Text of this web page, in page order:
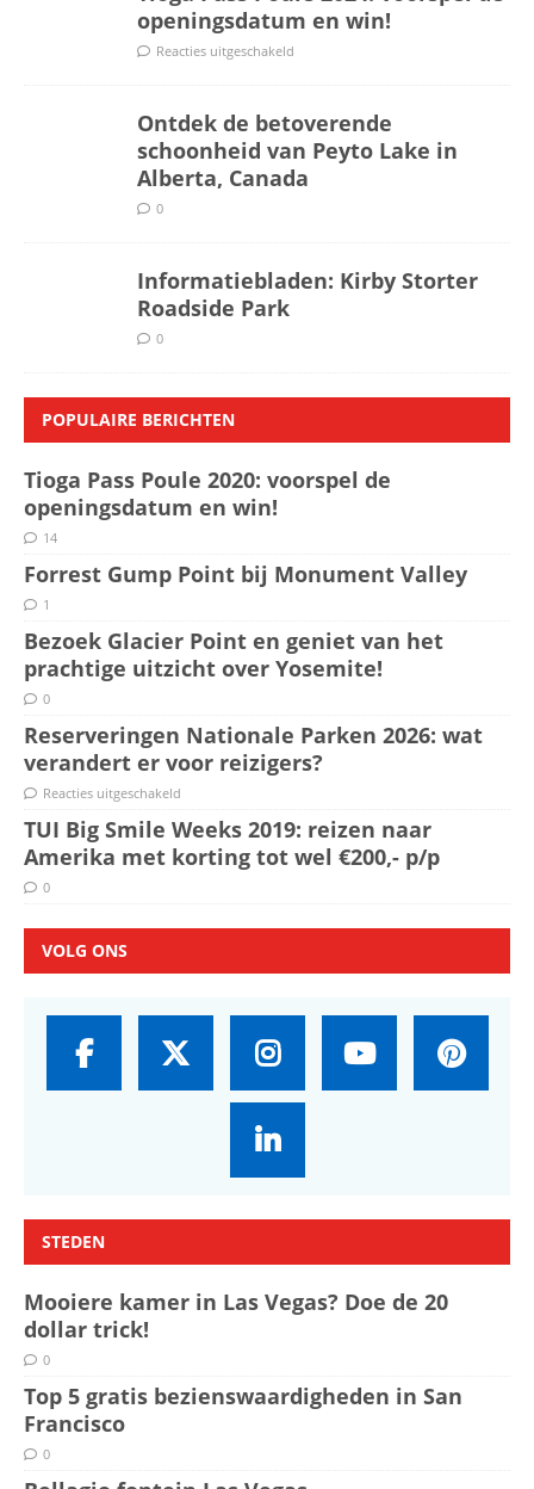
openingsdatum en win!
Reacties uitgeschakeld
Ontdek de betoverende
schoonheid van Peyto Lake in
Alberta, Canada
0
Informatiebladen: Kirby Storter
Roadside Park
0
POPULAIRE BERICHTEN
Tioga Pass Poule 2020: voorspel de
openingsdatum en win!
14
Forrest Gump Point bij Monument Valley
1
Bezoek Glacier Point en geniet van het
prachtige uitzicht over Yosemite!
0
Reserveringen Nationale Parken 2026: wat
verandert er voor reizigers?
Reacties uitgeschakeld
TUI Big Smile Weeks 2019: reizen naar
Amerika met korting tot wel €200,- p/p
0
VOLG ONS
STEDEN
Mooiere kamer in Las Vegas? Doe de 20
dollar trick!
0
Top 5 gratis bezienswaardigheden in San
Francisco
0